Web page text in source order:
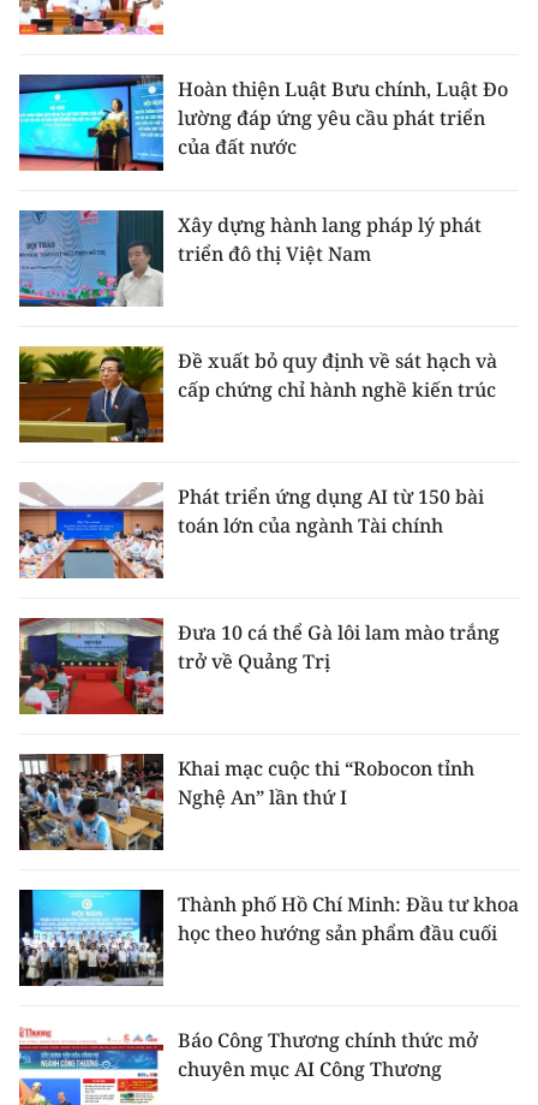
Hoàn thiện Luật Bưu chính, Luật Đo
lường đáp ứng yêu cầu phát triển
của đất nước
Xây dựng hành lang pháp lý phát
triển đô thị Việt Nam
Đề xuất bỏ quy định về sát hạch và
cấp chứng chỉ hành nghề kiến trúc
Phát triển ứng dụng AI từ 150 bài
toán lớn của ngành Tài chính
Đưa 10 cá thể Gà lôi lam mào trắng
trở về Quảng Trị
Khai mạc cuộc thi “Robocon tỉnh
Nghệ An” lần thứ I
Thành phố Hồ Chí Minh: Đầu tư khoa
học theo hướng sản phẩm đầu cuối
Báo Công Thương chính thức mở
chuyên mục AI Công Thương